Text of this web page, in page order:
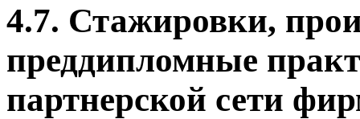
4.7. Стажировки,
преддипломные
партнерской сети